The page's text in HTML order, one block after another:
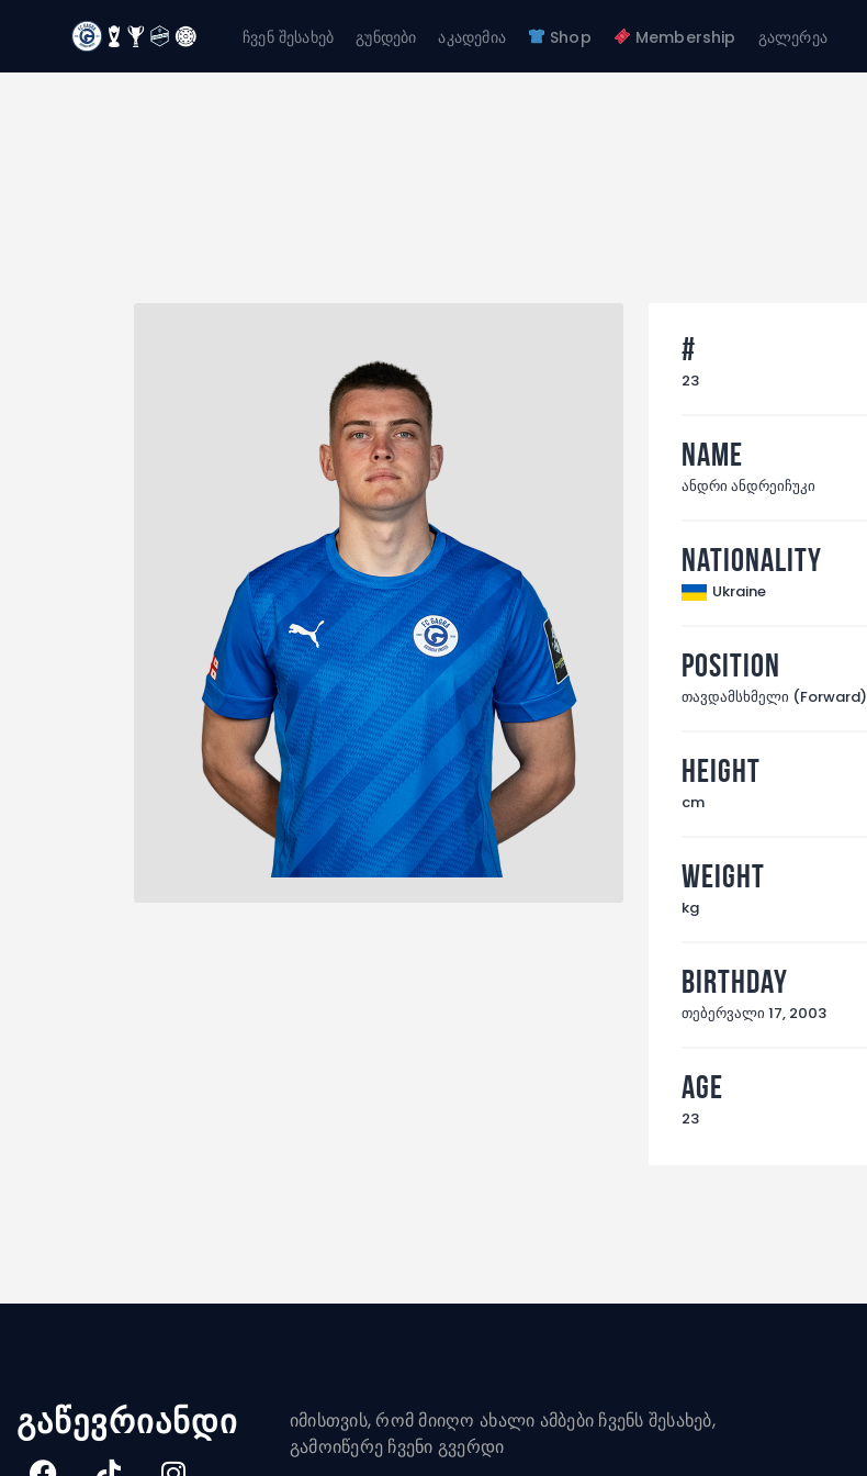
ჩვენ შესახებ გუნდები აკადემია Shop Membership გალერეა
FC GAGRA
გუნდები
#
23
Name
ანდრი ანდრეიჩუკი
Nationality
Ukraine
Position
თავდამსხმელი (Forward)
Height
cm
Weight
kg
Birthday
თებერვალი 17, 2003
Age
23
გაწევრიანდი
იმისთვის, რომ მიიღო ახალი ამბები ჩვენს შესახებ,
გამოიწერე ჩვენი გვერდი